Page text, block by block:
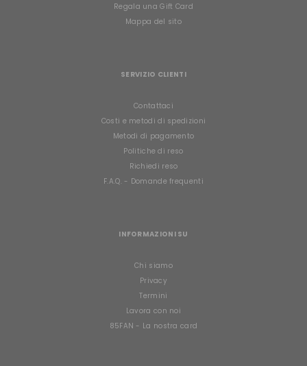
Regala una Gift Card
Mappa del sito
SERVIZIO CLIENTI
Contattaci
Costi e metodi di spedizioni
Metodi di pagamento
Politiche di reso
Richiedi reso
F.A.Q. - Domande frequenti
INFORMAZIONI SU
Chi siamo
Privacy
Termini
Lavora con noi
85FAN - La nostra card